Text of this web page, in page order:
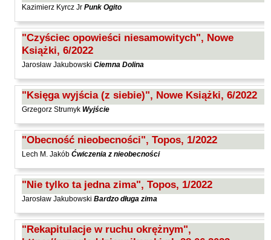
Kazimierz Kyrcz Jr Punk Ogito
"Czyściec opowieści niesamowitych", Nowe
Książki, 6/2022
Jarosław Jakubowski Ciemna Dolina
"Księga wyjścia (z siebie)", Nowe Książki, 6/2022
Grzegorz Strumyk Wyjście
"Obecność nieobecności", Topos, 1/2022
Lech M. Jakób Ćwiczenia z nieobecności
"Nie tylko ta jedna zima", Topos, 1/2022
Jarosław Jakubowski Bardzo długa zima
"Rekapitulacje w ruchu okrężnym",